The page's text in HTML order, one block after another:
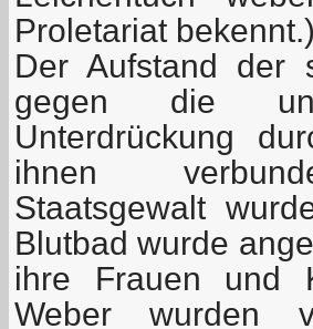
Proletariat bekennt.)
Der Aufstand der
gegen die
Unterdrückung
ihnen
Staatsgewalt
Blutbad wurde
ihre Frauen und
Weber wurden